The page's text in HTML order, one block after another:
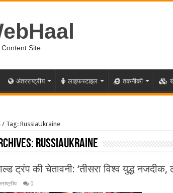
Content Site
अंतरराष्ट्रीय लाइफस्टाइल तकनीकी
/ Tag: RussiaUkraine
RussiaUkraine
ट्रंप की चेतावनी: ‘तीसरा विश्व युद्ध
0